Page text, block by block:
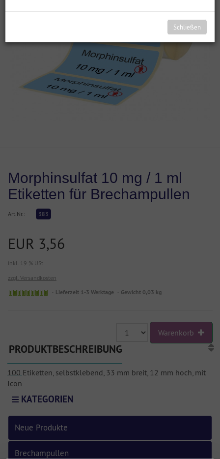
Morphinsulfat 10 mg / 1 ml
Etiketten für Brechampullen
Art.Nr.: 383
EUR 3,56
inkl. 19 % USt
zzgl. Versandkosten
Lieferzeit 1-3 Werktage Gewicht 0,03 kg
Warenkorb
PRODUKTBESCHREIBUNG
100 Etiketten, selbstklebend, 33 mm breit, 12 mm hoch, mit
Icon
KATEGORIEN
Neue Produkte
Brechampullen
Schließen